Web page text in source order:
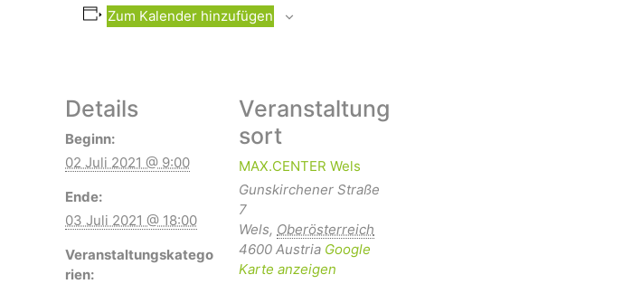
Zum Kalender hinzufügen
Details
Beginn:
02 Juli 2021 @ 9:00
Ende:
03 Juli 2021 @ 18:00
Veranstaltungskatego
rien:
Veranstaltung
sort
MAX.CENTER Wels
Gunskirchener Straße
7
Wels, Oberösterreich
4600 Austria Google
Karte anzeigen